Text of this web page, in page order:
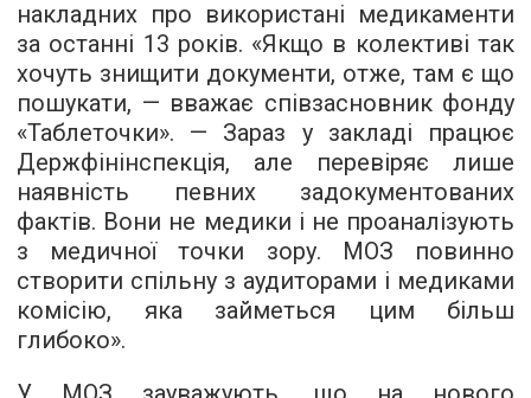
накладних про використані медикаменти
за останні 13 років. «Якщо в колективі так
хочуть знищити документи, отже, там є що
пошукати, — вважає співзасновник фонду
«Таблеточки». — Зараз у закладі працює
Держфінінспекція, але перевіряє лише
наявність певних задокументованих
фактів. Вони не медики і не проаналізують
з медичної точки зору. МОЗ повинно
створити спільну з аудиторами і медиками
комісію, яка займеться цим більш
глибоко».